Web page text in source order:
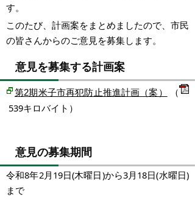
す。
このたび、計画案をまとめましたので、市民
の皆さんからのご意見を募集します。
意見を募集する計画案
第2期米子市再犯防止推進計画（案）
（
539キロバイト）
意見の募集期間
令和8年2月19日(木曜日)から3月18日(水曜日)
まで